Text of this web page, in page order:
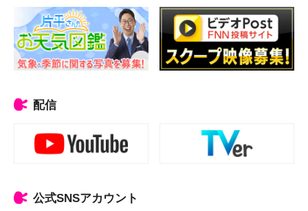
配信
公式SNSアカウント